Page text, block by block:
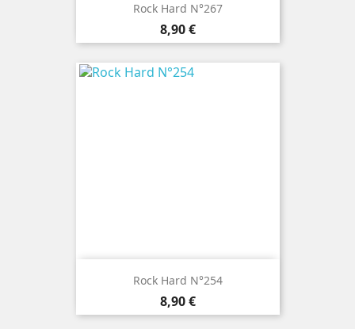
Rock Hard N°267
Prix
8,90 €
Rock Hard N°254
Prix
8,90 €